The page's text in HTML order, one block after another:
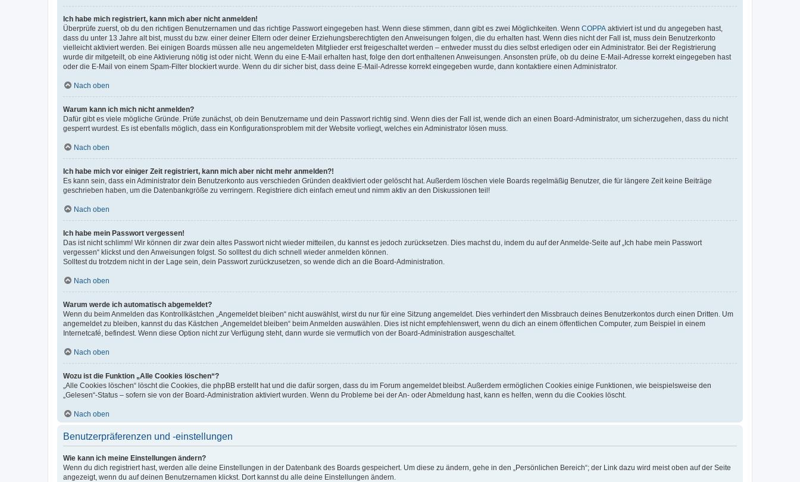
Ich habe mich registriert, kann mich aber nicht anmelden!
Überprüfe zuerst, ob du den richtigen Benutzernamen und das richtige Passwort eingegeben hast. Wenn diese stimmen, dann gibt es zwei Möglichkeiten. Wenn COPPA aktiviert ist und du angegeben hast,
dass du unter 13 Jahre alt bist, musst du bzw. einer deiner Eltern oder deiner Erziehungsberechtigten den Anweisungen folgen, die du erhalten hast. Wenn dies nicht der Fall ist, muss dein Benutzerkonto
vielleicht aktiviert werden. Bei einigen Boards müssen alle neu angemeldeten Mitglieder erst freigeschaltet werden – entweder musst du dies selbst erledigen oder ein Administrator. Bei der Registrierung
wurde dir mitgeteilt, ob eine Aktivierung nötig ist oder nicht. Wenn du eine E-Mail erhalten hast, folge den dort enthaltenen Anweisungen. Ansonsten prüfe, ob du deine E-Mail-Adresse korrekt eingegeben hast
oder die E-Mail von einem Spam-Filter blockiert wurde. Wenn du dir sicher bist, dass deine E-Mail-Adresse korrekt eingegeben wurde, dann kontaktiere einen Administrator.
Nach oben
Warum kann ich mich nicht anmelden?
Dafür gibt es viele mögliche Gründe. Prüfe zunächst, ob dein Benutzername und dein Passwort richtig sind. Wenn dies der Fall ist, wende dich an einen Board-Administrator, um sicherzugehen, dass du nicht
gesperrt wurdest. Es ist ebenfalls möglich, dass ein Konfigurationsproblem mit der Website vorliegt, welches ein Administrator lösen muss.
Nach oben
Ich habe mich vor einiger Zeit registriert, kann mich aber nicht mehr anmelden?!
Es kann sein, dass ein Administrator dein Benutzerkonto aus verschieden Gründen deaktiviert oder gelöscht hat. Außerdem löschen viele Boards regelmäßig Benutzer, die für längere Zeit keine Beiträge
geschrieben haben, um die Datenbankgröße zu verringern. Registriere dich einfach erneut und nimm aktiv an den Diskussionen teil!
Nach oben
Ich habe mein Passwort vergessen!
Das ist nicht schlimm! Wir können dir zwar dein altes Passwort nicht wieder mitteilen, du kannst es jedoch zurücksetzen. Dies machst du, indem du auf der Anmelde-Seite auf „Ich habe mein Passwort
vergessen“ klickst und den Anweisungen folgst. So solltest du dich schnell wieder anmelden können.
Solltest du trotzdem nicht in der Lage sein, dein Passwort zurückzusetzen, so wende dich an die Board-Administration.
Nach oben
Warum werde ich automatisch abgemeldet?
Wenn du beim Anmelden das Kontrollkästchen „Angemeldet bleiben“ nicht auswählst, wirst du nur für eine Sitzung angemeldet. Dies verhindert den Missbrauch deines Benutzerkontos durch einen Dritten. Um
angemeldet zu bleiben, kannst du das Kästchen „Angemeldet bleiben“ beim Anmelden auswählen. Dies ist nicht empfehlenswert, wenn du dich an einem öffentlichen Computer, zum Beispiel in einem
Internetcafé, befindest. Wenn diese Option nicht zur Verfügung steht, dann wurde sie vermutlich von der Board-Administration ausgeschaltet.
Nach oben
Wozu ist die Funktion „Alle Cookies löschen“?
„Alle Cookies löschen“ löscht die Cookies, die phpBB erstellt hat und die dafür sorgen, dass du im Forum angemeldet bleibst. Außerdem ermöglichen Cookies einige Funktionen, wie beispielsweise den
„Gelesen“-Status – sofern sie von der Board-Administration aktiviert wurden. Wenn du Probleme bei der An- oder Abmeldung hast, kann es helfen, wenn du die Cookies löscht.
Nach oben
Benutzerpräferenzen und -einstellungen
Wie kann ich meine Einstellungen ändern?
Wenn du dich registriert hast, werden alle deine Einstellungen in der Datenbank des Boards gespeichert. Um diese zu ändern, gehe in den „Persönlichen Bereich“; der Link dazu wird meist oben auf der Seite
angezeigt, wenn du auf deinen Benutzernamen klickst. Dort kannst du alle deine Einstellungen ändern.